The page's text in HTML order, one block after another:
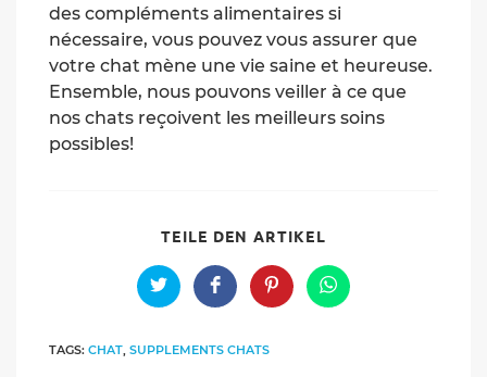
des compléments alimentaires si
nécessaire, vous pouvez vous assurer que
votre chat mène une vie saine et heureuse.
Ensemble, nous pouvons veiller à ce que
nos chats reçoivent les meilleurs soins
possibles!
TEILE DEN ARTIKEL
CONTENT
Opens
in
window
Opens
in
window
Opens
in
Opens
in
TAGS: CHAT, SUPPLEMENTS CHATS